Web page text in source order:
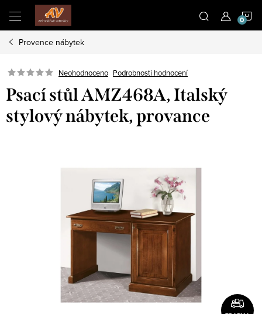
obsah
Provence nábytek
Neohodnoceno Podrobnosti hodnocení
Psací stůl AMZ468A, Italský
stylový nábytek, provance